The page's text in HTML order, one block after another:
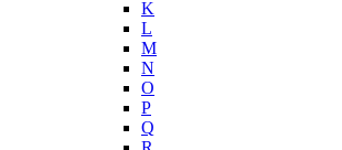
K
L
M
N
O
P
Q